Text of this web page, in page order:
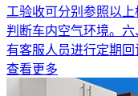
工验收可分别参照以
判断车内空气环境。
有客服人员进行定期回
查看更多